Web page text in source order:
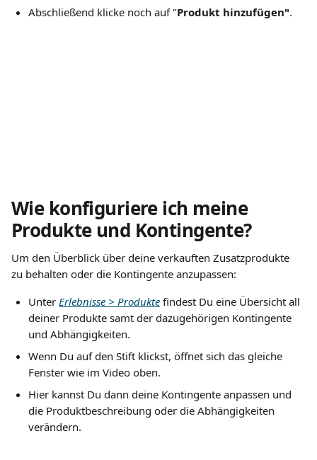
Abschließend klicke noch auf "Produkt hinzufügen".
Wie konfiguriere ich meine
Produkte und Kontingente?
Um den Überblick über deine verkauften Zusatzprodukte
zu behalten oder die Kontingente anzupassen:
Unter Erlebnisse > Produkte findest Du eine Übersicht all
deiner Produkte samt der dazugehörigen Kontingente
und Abhängigkeiten.
Wenn Du auf den Stift klickst, öffnet sich das gleiche
Fenster wie im Video oben.
Hier kannst Du dann deine Kontingente anpassen und
die Produktbeschreibung oder die Abhängigkeiten
verändern.